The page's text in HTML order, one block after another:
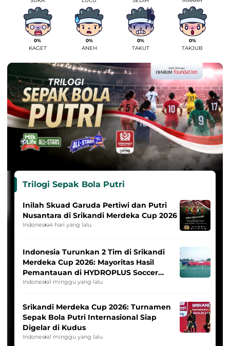
0%
KAGET
0%
ANEH
0%
TAKUT
0%
TAKJUB
Trilogi Sepak Bola Putri
Inilah Skuad Garuda Pertiwi dan Putri
Nusantara di Srikandi Merdeka Cup 2026
Indonesia4 hari yang lalu
Indonesia Turunkan 2 Tim di Srikandi
Merdeka Cup 2026: Mayoritas Hasil
Pemantauan di HYDROPLUS Soccer
League
Indonesia1 minggu yang lalu
Srikandi Merdeka Cup 2026: Turnamen
Sepak Bola Putri Internasional Siap
Digelar di Kudus
Indonesia1 minggu yang lalu